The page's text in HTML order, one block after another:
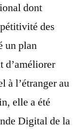
dont
des
un plan
d’améliorer
à l’étranger au
elle a été
Digital de la